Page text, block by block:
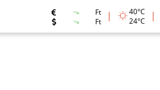
Ft
Ft
40°C
24°C